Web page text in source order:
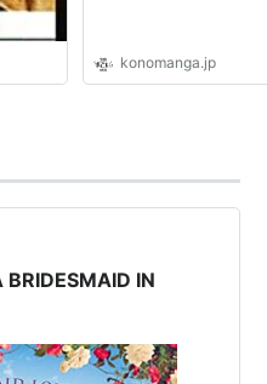
konomanga.jp
BRIDESMAID IN